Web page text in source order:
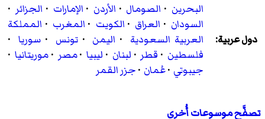
دول عربية:
البحرين · الصومال · الأردن · الإمارات · الجزائر ·
السودان · العراق · الكويت · المغرب · المملكة
العربية السعودية · اليمن · تونس · سوريا ·
فلسطين · قطر · لبنان · ليبيا ·مصر ·موريتانيا ·
جيبوتي ·عُمان ·جزر القمر
تصفَّح موسوعات أُخرى